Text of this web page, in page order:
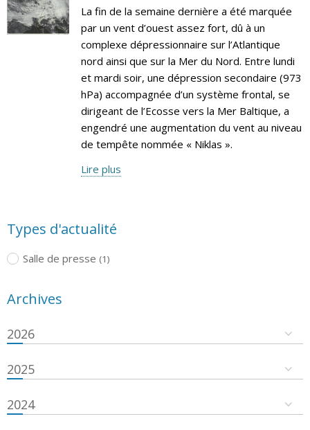
La fin de la semaine dernière a été marquée
par un vent d’ouest assez fort, dû à un
complexe dépressionnaire sur l’Atlantique
nord ainsi que sur la Mer du Nord. Entre lundi
et mardi soir, une dépression secondaire (973
hPa) accompagnée d’un système frontal, se
dirigeant de l’Ecosse vers la Mer Baltique, a
engendré une augmentation du vent au niveau
de tempête nommée « Niklas ».
Lire plus
Types d'actualité
Salle de presse (1)
Archives
2026
2025
2024